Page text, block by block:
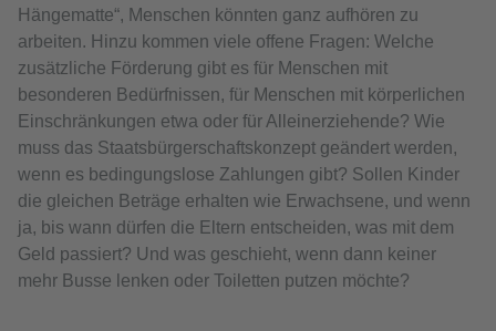
Hängematte“, Menschen könnten ganz aufhören zu
arbeiten. Hinzu kommen viele offene Fragen: Welche
zusätzliche Förderung gibt es für Menschen mit
besonderen Bedürfnissen, für Menschen mit körperlichen
Einschränkungen etwa oder für Alleinerziehende? Wie
muss das Staatsbürgerschaftskonzept geändert werden,
wenn es bedingungslose Zahlungen gibt? Sollen Kinder
die gleichen Beträge erhalten wie Erwachsene, und wenn
ja, bis wann dürfen die Eltern entscheiden, was mit dem
Geld passiert? Und was geschieht, wenn dann keiner
mehr Busse lenken oder Toiletten putzen möchte?